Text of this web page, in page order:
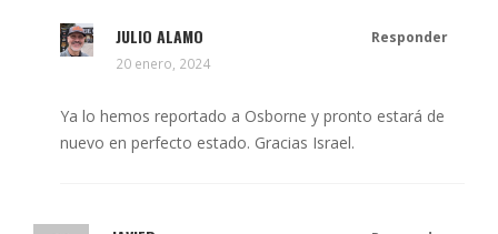
JULIO ALAMO
20 enero, 2024
Responder
Ya lo hemos reportado a Osborne y pronto estará de
nuevo en perfecto estado. Gracias Israel.